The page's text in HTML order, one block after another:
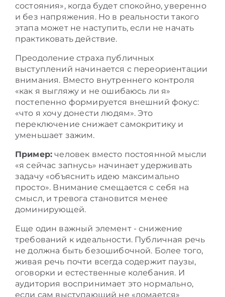
состояния», когда будет спокойно, уверенно
и без напряжения. Но в реальности такого
этапа может не наступить, если не начать
практиковать действие.
Преодоление страха публичных
выступлений начинается с переориентации
внимания. Вместо внутреннего контроля
«как я выгляжу и не ошибаюсь ли я»
постепенно формируется внешний фокус:
«что я хочу донести людям». Это
переключение снижает самокритику и
уменьшает зажим.
Пример: человек вместо постоянной мысли
«я сейчас запнусь» начинает удерживать
задачу «объяснить идею максимально
просто». Внимание смещается с себя на
смысл, и тревога становится менее
доминирующей.
Еще один важный элемент - снижение
требований к идеальности. Публичная речь
не должна быть безошибочной. Более того,
живая речь почти всегда содержит паузы,
оговорки и естественные колебания. И
аудитория воспринимает это нормально,
если сам выступающий не «ломается»